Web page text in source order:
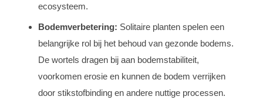
ecosysteem.
Bodemverbetering: Solitaire planten spelen een
belangrijke rol bij het behoud van gezonde bodems.
De wortels dragen bij aan bodemstabiliteit,
voorkomen erosie en kunnen de bodem verrijken
door stikstofbinding en andere nuttige processen.